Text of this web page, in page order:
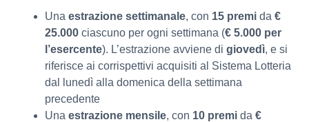
Una estrazione settimanale, con 15 premi da €
25.000 ciascuno per ogni settimana (€ 5.000 per
l’esercente). L’estrazione avviene di giovedì, e si
riferisce ai corrispettivi acquisiti al Sistema Lotteria
dal lunedì alla domenica della settimana
precedente
Una estrazione mensile, con 10 premi da €